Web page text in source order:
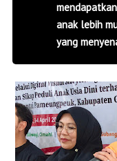
anak lebih
yang